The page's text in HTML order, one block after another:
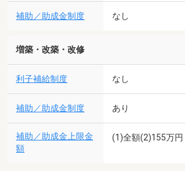
補助／助成金制度 なし
増築・改築・改修
利子補給制度 なし
補助／助成金制度 あり
補助／助成金上限金
額
(1)全額(2)155万円